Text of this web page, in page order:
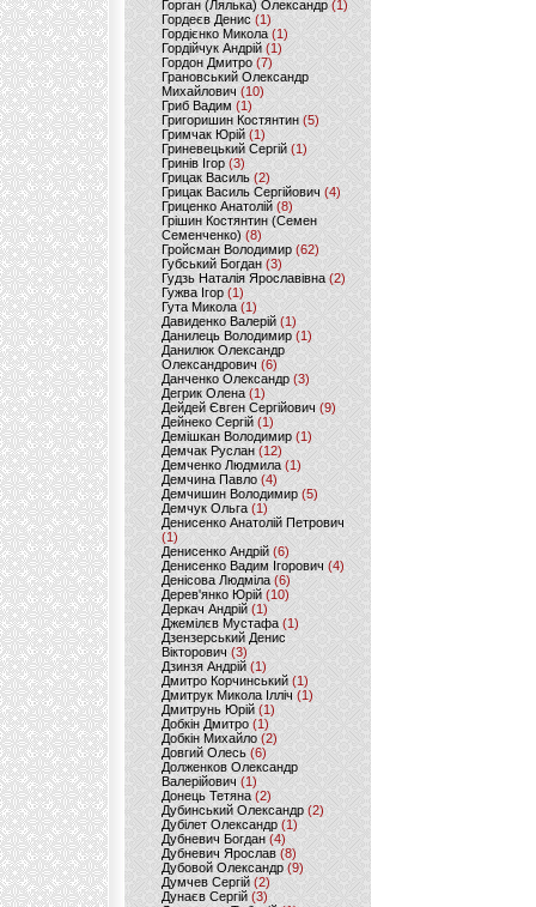
Горган (Лялька) Олександр(1)
Гордеєв Денис (1)
Гордієнко Микола (1)
Гордійчук Андрій (1)
Гордон Дмитро (7)
Грановський Олександр
Михайлович (10)
Гриб Вадим (1)
Григоришин Костянтин (5)
Гримчак Юрій(1)
Гриневецький Сергій(1)
Гринів Ігор (3)
Грицак Василь (2)
Грицак Василь Сергійович (4)
Гриценко Анатолій (8)
Грішин Костянтин (Семен
Семенченко)(8)
Гройсман Володимир(62)
Губський Богдан (3)
Гудзь Наталія Ярославівна(2)
Гужва Ігор (1)
Гута Микола (1)
Давиденко Валерій (1)
Данилець Володимир(1)
Данилюк Олександр
Олександрович (6)
Данченко Олександр (3)
Дегрик Олена(1)
Дейдей Євген Сергійович(9)
Дейнеко Сергій (1)
Демішкан Володимир(1)
Демчак Руслан (12)
Демченко Людмила (1)
Демчина Павло (4)
Демчишин Володимир (5)
Демчук Ольга(1)
Денисенко Анатолій Петрович
(1)
Денисенко Андрій (6)
Денисенко Вадим Ігорович (4)
Денісова Людміла(6)
Дерев'янко Юрій(10)
Деркач Андрій(1)
Джемілєв Мустафа (1)
Дзензерський Денис
Вікторович (3)
Дзинзя Андрій (1)
Дмитро Корчинський (1)
Дмитрук Микола Ілліч (1)
Дмитрунь Юрій (1)
Добкін Дмитро(1)
Добкін Михайло (2)
Довгий Олесь (6)
Долженков Олександр
Валерійович (1)
Донець Тетяна (2)
Дубинський Олександр(2)
Дубілет Олександр (1)
Дубневич Богдан (4)
Дубневич Ярослав (8)
Дубовой Олександр(9)
Думчев Сергій (2)
Дунаєв Сергій(3)